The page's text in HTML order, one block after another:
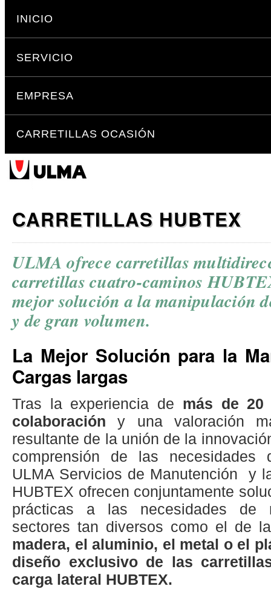
Saltar
a
navegación
INICIO
SERVICIO
EMPRESA
CARRETILLAS OCASIÓN
CARRETILLAS HUBTEX
ULMA ofrece carretillas
carretillas cuatro-caminos
mejor solución a la manipulación
y de gran volumen.
La Mejor Solución para la
Cargas largas
Tras la experiencia de más de 20
colaboracióny una valoración
resultante de la unión de la
comprensión de las necesidades
ULMA Servicios de Manutención y
HUBTEX ofrecen conjuntamente
prácticas a las necesidades de
sectores tan diversos como el de la
madera, el aluminio, el metal o el
diseño exclusivo de las
carga lateral HUBTEX.